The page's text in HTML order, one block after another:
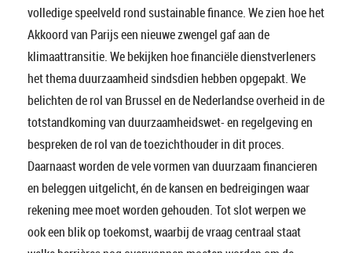
volledige speelveld rond sustainable finance. We zien hoe het
Akkoord van Parijs een nieuwe zwengel gaf aan de
klimaattransitie. We bekijken hoe financiële dienstverleners
het thema duurzaamheid sindsdien hebben opgepakt. We
belichten de rol van Brussel en de Nederlandse overheid in de
totstandkoming van duurzaamheidswet- en regelgeving en
bespreken de rol van de toezichthouder in dit proces.
Daarnaast worden de vele vormen van duurzaam financieren
en beleggen uitgelicht, én de kansen en bedreigingen waar
rekening mee moet worden gehouden. Tot slot werpen we
ook een blik op toekomst, waarbij de vraag centraal staat